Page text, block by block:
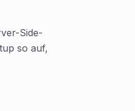
Side-
so auf,